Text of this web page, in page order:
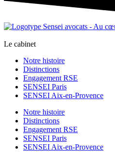
Le cabinet
Notre histoire
Distinctions
Engagement RSE
SENSEI Paris
SENSEI Aix-en-Provence
Notre histoire
Distinctions
Engagement RSE
SENSEI Paris
SENSEI Aix-en-Provence